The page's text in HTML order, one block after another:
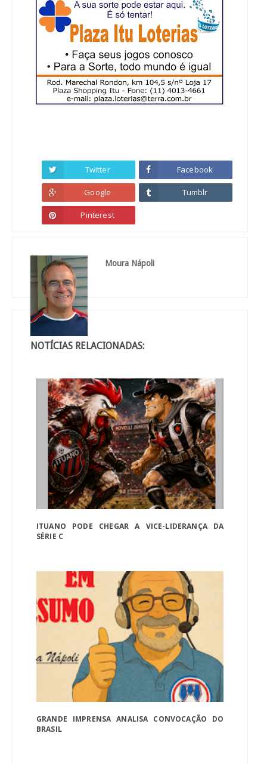
Twitter Facebook
Google Tumblr
Pinterest
Moura Nápoli
NOTÍCIAS RELACIONADAS:
ITUANO PODE CHEGAR A VICE-LIDERANÇA DA
SÉRIE C
GRANDE IMPRENSA ANALISA CONVOCAÇÃO DO
BRASIL